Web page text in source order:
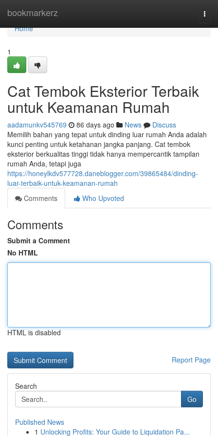
bookmarkerz
Home
Home
1
Cat Tembok Eksterior Terbaik
untuk Keamanan Rumah
aadamunkv545769 86 days ago News
Discuss
Memilih bahan yang tepat untuk dinding luar rumah Anda adalah
kunci penting untuk ketahanan jangka panjang. Cat tembok
eksterior berkualitas tinggi tidak hanya mempercantik tampilan
rumah Anda, tetapi juga
https://honeylkdv577728.daneblogger.com/39865484/dinding-
luar-terbaik-untuk-keamanan-rumah
Comments
Who Upvoted
Comments
Submit a Comment
No HTML
HTML is disabled
Report Page
Search
Go
Published News
1 Unlocking Profits: Your Guide to Liquidation Pa...